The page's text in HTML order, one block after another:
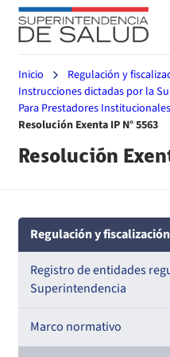
Inicio
Regulación y
Instrucciones dictadas por la
Para Prestadores Institucionales
Resolución Exenta IP N° 5563
Resolución
Regulación y fiscalización
Registro de entidades
Superintendencia
Registro de Prestadores
Marco normativo